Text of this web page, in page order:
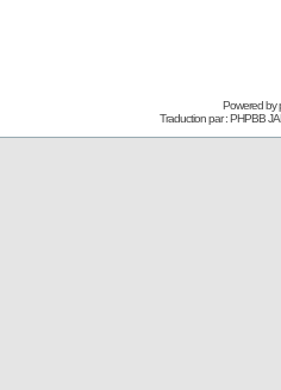
Powered by
Traduction par : PHPBB